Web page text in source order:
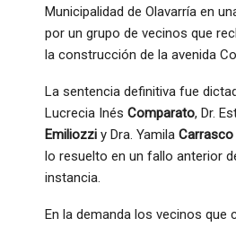
Municipalidad de Olavarría en
por un grupo de vecinos que
la construcción de la avenida
La sentencia definitiva fue
Lucrecia Inés Comparato, Dr.
Emiliozzi y Dra. Yamila Carrasco
lo resuelto en un fallo anterior
instancia.
En la demanda los vecinos que